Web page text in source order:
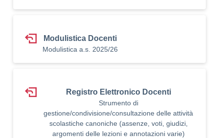
Modulistica Docenti
Modulistica a.s. 2025/26
Registro Elettronico Docenti
Strumento di
gestione/condivisione/consultazione delle attività
scolastiche canoniche (assenze, voti, giudizi,
argomenti delle lezioni e annotazioni varie)